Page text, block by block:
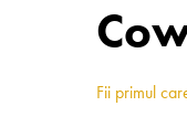
Fii primul